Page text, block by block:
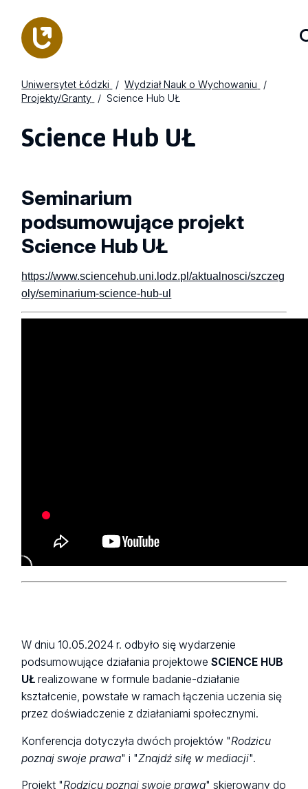
Uniwersytet Łódzki
Wydział Nauk o Wychowaniu
Projekty/Granty
Science Hub UŁ
Science Hub UŁ
Seminarium
podsumowujące projekt
Science Hub UŁ
https://www.sciencehub.uni.lodz.pl/aktualnosci/szczeg
oly/seminarium-science-hub-ul
W dniu 10.05.2024 r. odbyło się wydarzenie
podsumowujące działania projektoweSCIENCE HUB
UŁ realizowane w formule badanie-działanie
kształcenie, powstałe w ramach łączenia uczenia się
przez doświadczenie z działaniami społecznymi.
Konferencja dotyczyła dwóch projektów "Rodzicu
poznaj swoje prawa" i "Znajdź siłę w mediacji".
Projekt "Rodzicu poznaj swoje prawa" skierowany do